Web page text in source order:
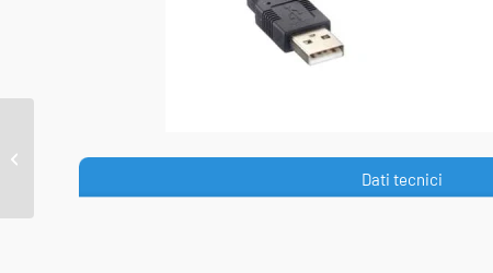
Dati tecnici